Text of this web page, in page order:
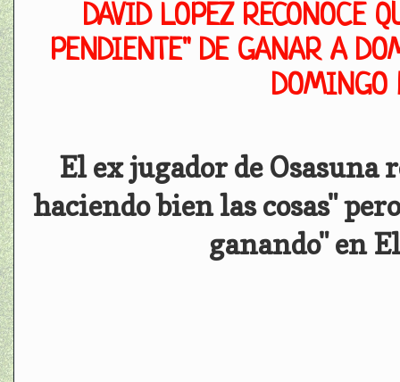
DAVID LÓPEZ RECONOCE
PENDIENTE" DE GANAR A
DOMINGO
El ex jugador de Osasuna
haciendo bien las cosas"
ganando" en